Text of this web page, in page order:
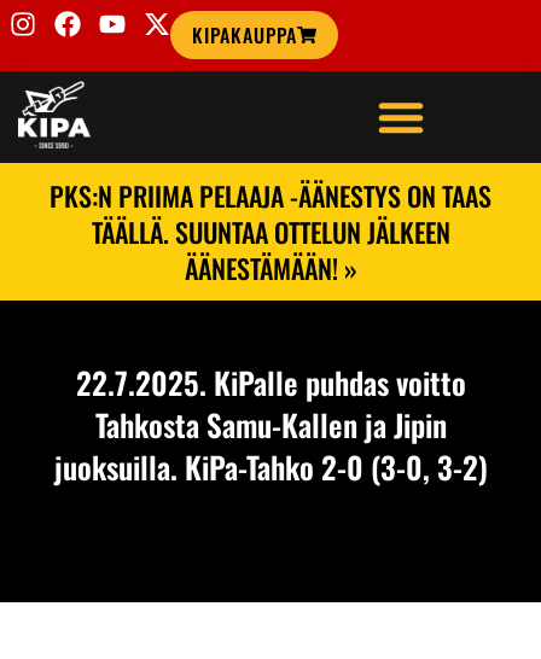
KIPAKAUPPA
PKS:N PRIIMA PELAAJA -ÄÄNESTYS ON TAAS
TÄÄLLÄ. SUUNTAA OTTELUN JÄLKEEN
ÄÄNESTÄMÄÄN! »
22.7.2025. KiPalle puhdas voitto
Tahkosta Samu-Kallen ja Jipin
juoksuilla. KiPa-Tahko 2-0 (3-0, 3-2)